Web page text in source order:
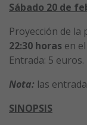
Sábado 20 de
Proyección de la
22:30 horas en
Entrada: 5 euros.
Nota: las
SINOPSIS